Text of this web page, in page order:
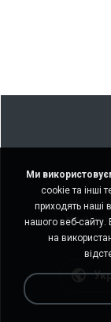
Не
Не
Ми
cookie та інші
приходять наші
нашого веб-сайту.
на